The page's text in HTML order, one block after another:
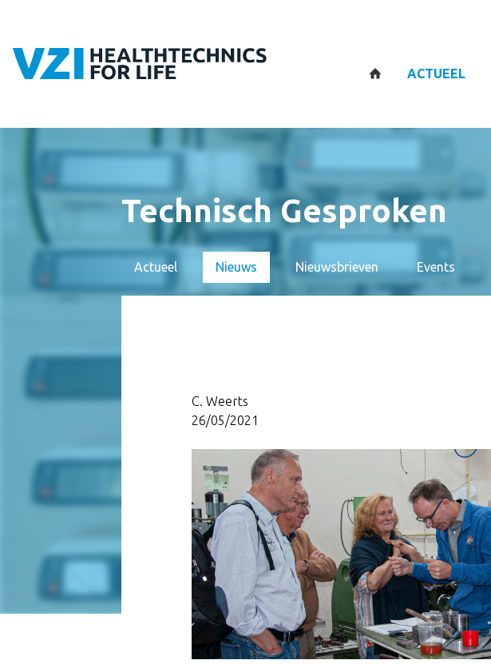
ACTUEEL
Technisch Gesproken
Actueel Nieuws Nieuwsbrieven Events
C. Weerts
26/05/2021